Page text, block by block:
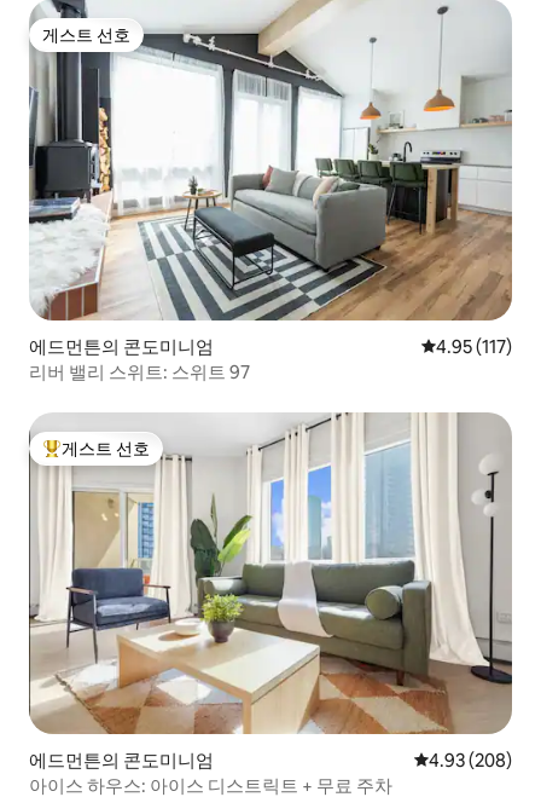
게스트 선호
게스트 선호
에드먼튼의 콘도미니엄 평점 4.95점(5
4.95 (117)
리버 밸리 스위트: 스위트 97
상위 게스트 선호
게스트 선호
에드먼튼의 콘도미니엄 평점 4.93점(5
4.93 (208)
아이스 하우스: 아이스 디스트릭트 + 무료 주차